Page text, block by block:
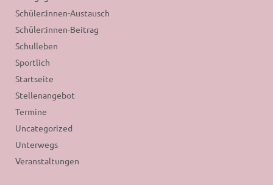
Schüler:innen-Austausch
Schüler:innen-Beitrag
Schulleben
Sportlich
Startseite
Stellenangebot
Termine
Uncategorized
Unterwegs
Veranstaltungen